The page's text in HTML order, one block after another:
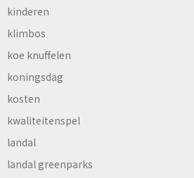
kinderen
klimbos
koe knuffelen
koningsdag
kosten
kwaliteitenspel
landal
landal greenparks